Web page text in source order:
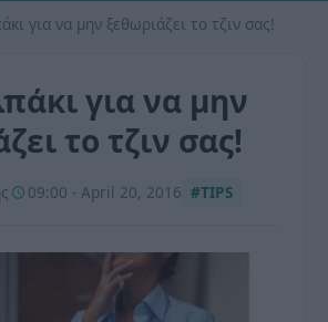
για να μην ξεθωριάζει το τζιν σας!
για να μην
το τζιν σας!
09:00 - April 20, 2016 #TIPS